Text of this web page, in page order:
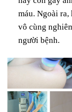
máu. Ngoài ra,
vô cùng
người bệnh.